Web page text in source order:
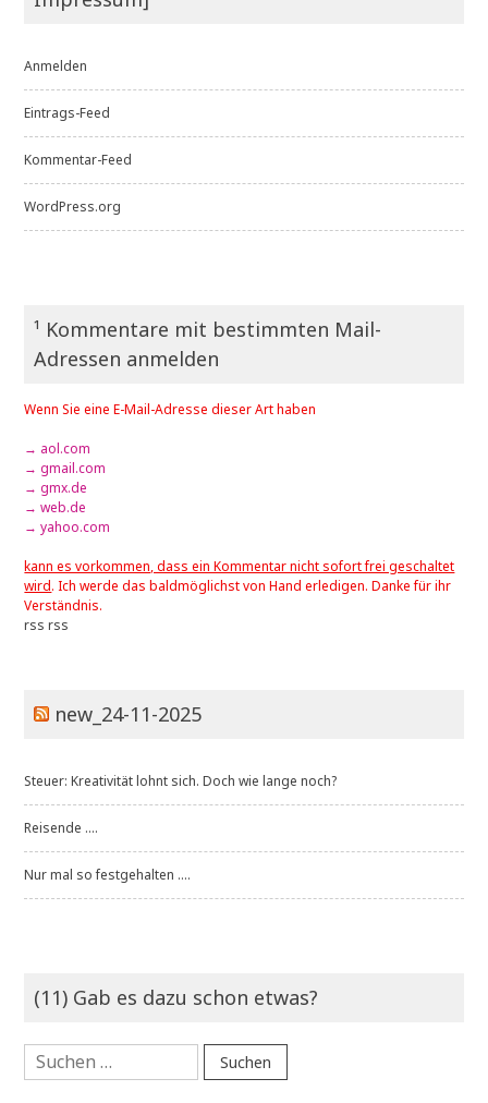
Anmelden
Eintrags-Feed
Kommentar-Feed
WordPress.org
¹ Kommentare mit bestimmten Mail-
Adressen anmelden
Wenn Sie eine E-Mail-Adresse dieser Art haben
→ aol.com
→ gmail.com
→ gmx.de
→ web.de
→ yahoo.com
kann es vorkommen, dass ein Kommentar nicht sofort frei geschaltet
wird. Ich werde das baldmöglichst von Hand erledigen. Danke für ihr
Verständnis.
rss rss
new_24-11-2025
Steuer: Kreativität lohnt sich. Doch wie lange noch?
Reisende ....
Nur mal so festgehalten ....
(11) Gab es dazu schon etwas?
Suchen
nach: